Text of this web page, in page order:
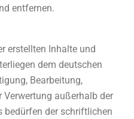
entfernen.
erstellten Inhalte und
dem deutschen
Bearbeitung,
Verwertung außerhalb der
bedürfen der schriftlichen